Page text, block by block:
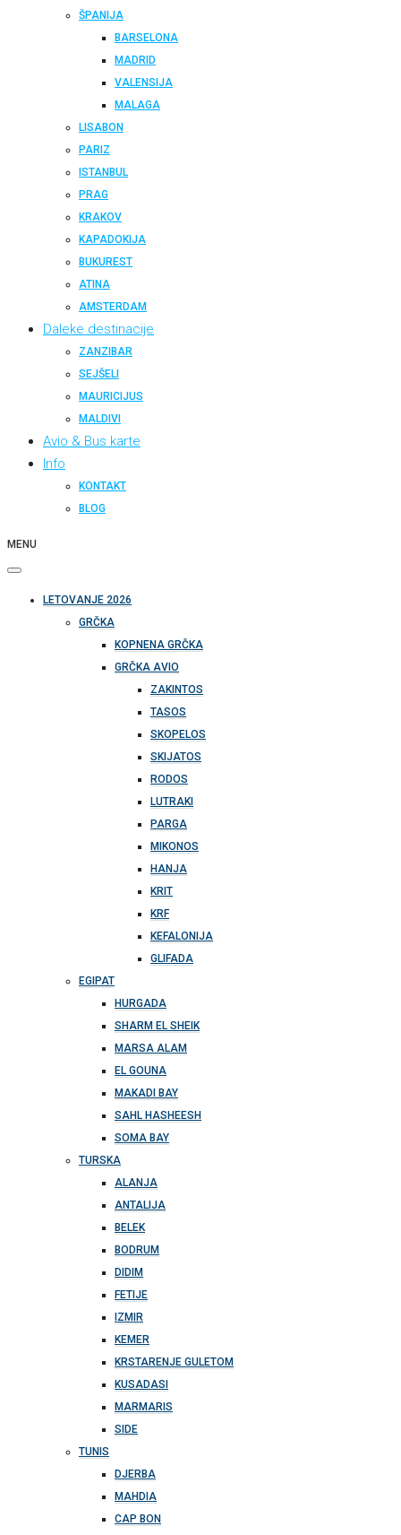
ŠPANIJA
BARSELONA
MADRID
VALENSIJA
MALAGA
LISABON
PARIZ
ISTANBUL
PRAG
KRAKOV
KAPADOKIJA
BUKUREST
ATINA
AMSTERDAM
Daleke destinacije
ZANZIBAR
SEJŠELI
MAURICIJUS
MALDIVI
Avio & Bus karte
Info
KONTAKT
BLOG
MENU
LETOVANJE 2026
GRČKA
KOPNENA GRČKA
GRČKA AVIO
ZAKINTOS
TASOS
SKOPELOS
SKIJATOS
RODOS
LUTRAKI
PARGA
MIKONOS
HANJA
KRIT
KRF
KEFALONIJA
GLIFADA
EGIPAT
HURGADA
SHARM EL SHEIK
MARSA ALAM
EL GOUNA
MAKADI BAY
SAHL HASHEESH
SOMA BAY
TURSKA
ALANJA
ANTALIJA
BELEK
BODRUM
DIDIM
FETIJE
IZMIR
KEMER
KRSTARENJE GULETOM
KUSADASI
MARMARIS
SIDE
TUNIS
DJERBA
MAHDIA
CAP BON